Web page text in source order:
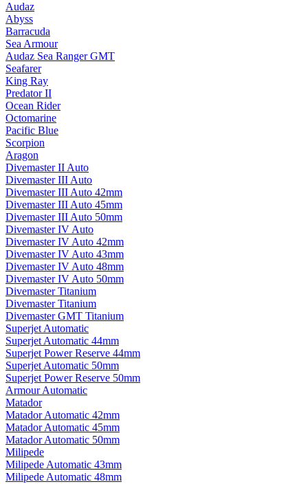
Audaz
Abyss
Barracuda
Sea Armour
Audaz Sea Ranger GMT
Seafarer
King Ray
Predator II
Ocean Rider
Octomarine
Pacific Blue
Scorpion
Aragon
Divemaster II Auto
Divemaster III Auto
Divemaster III Auto 42mm
Divemaster III Auto 45mm
Divemaster III Auto 50mm
Divemaster IV Auto
Divemaster IV Auto 42mm
Divemaster IV Auto 43mm
Divemaster IV Auto 48mm
Divemaster IV Auto 50mm
Divemaster Titanium
Divemaster Titanium
Divemaster GMT Titanium
Superjet Automatic
Superjet Automatic 44mm
Superjet Power Reserve 44mm
Superjet Automatic 50mm
Superjet Power Reserve 50mm
Armour Automatic
Matador
Matador Automatic 42mm
Matador Automatic 45mm
Matador Automatic 50mm
Milipede
Milipede Automatic 43mm
Milipede Automatic 48mm